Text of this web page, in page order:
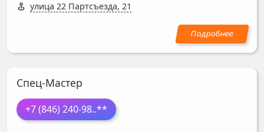
улица 22 Партсъезда, 21
Спец-Мастер
+7 (846) 240-98..**